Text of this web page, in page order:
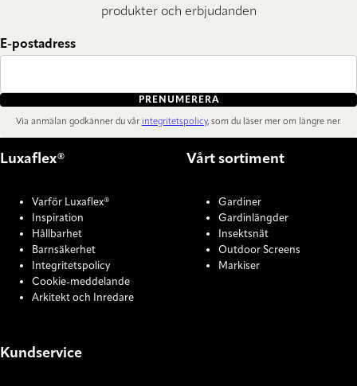
produkter och erbjudanden
E-postadress
PRENUMERERA
Via anmälan godkänner du vår integritetspolicy, som du läser mer om längre ner.
Luxaflex®
Varför Luxaflex®
Inspiration
Hållbarhet
Barnsäkerhet
Integritetspolicy
Cookie-meddelande
Arkitekt och Inredare
Vårt sortiment
Gardiner
Gardinlängder
Insektsnät
Outdoor Screens
Markiser
Kundservice